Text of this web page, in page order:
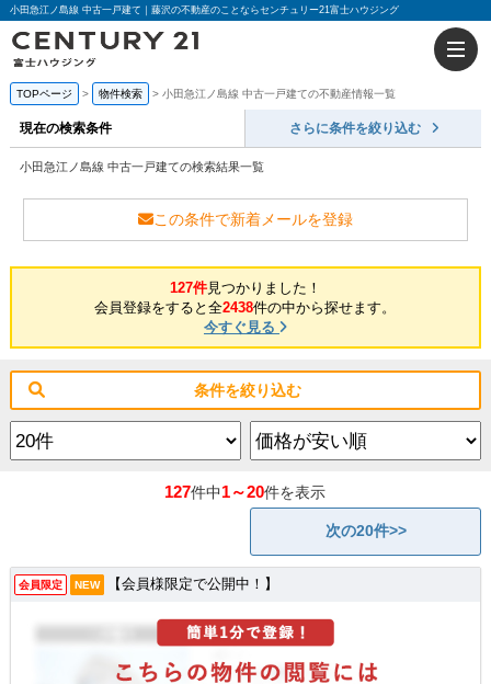
小田急江ノ島線 中古一戸建て｜藤沢の不動産のことならセンチュリー21富士ハウジング
TOPページ 物件検索 小田急江ノ島線 中古一戸建ての不動産情報一覧
現在の検索条件 さらに条件を絞り込む
小田急江ノ島線 中古一戸建ての検索結果一覧
この条件で新着メールを登録
127件見つかりました！
会員登録をすると全2438件の中から探せます。
今すぐ見る
条件を絞り込む
127件中1～20件を表示
次の20件>>
会員限定 NEW 【会員様限定で公開中！】